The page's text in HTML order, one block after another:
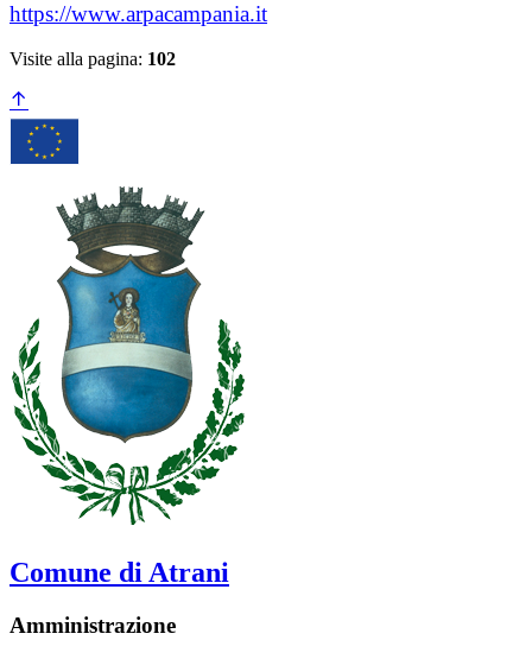
https://www.arpacampania.it
Visite alla pagina: 102
Comune di Atrani
Amministrazione